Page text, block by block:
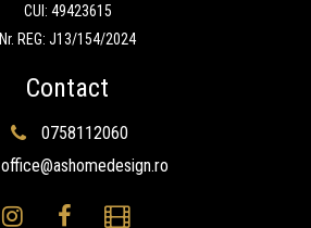
CUI: 49423615
Nr. REG: J13/154/2024
Contact
0758112060
office@ashomedesign.ro